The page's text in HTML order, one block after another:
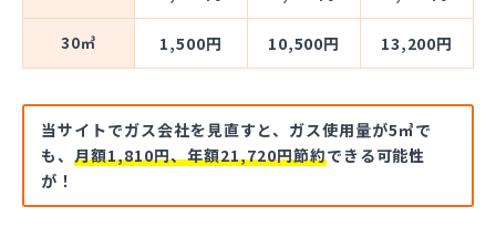
30㎥ 1,500円 10,500円 13,200円
当サイトでガス会社を見直すと、ガス使用量が5㎥で
も、 月額1,810円、年額21,720円節約できる可能性
が！